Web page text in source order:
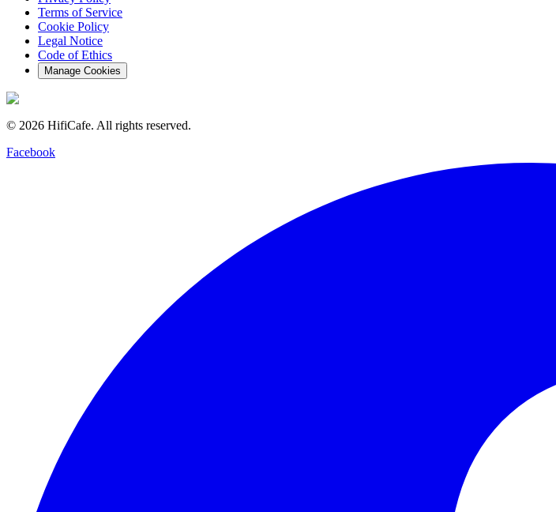
Terms of Service
Cookie Policy
Legal Notice
Code of Ethics
Manage Cookies
© 2026 HifiCafe. All rights reserved.
Facebook